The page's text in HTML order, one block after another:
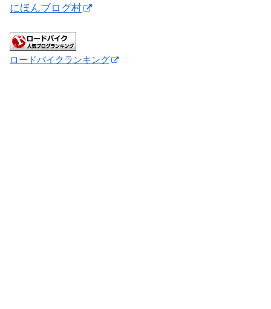
にほんブログ村
ロードバイクランキング